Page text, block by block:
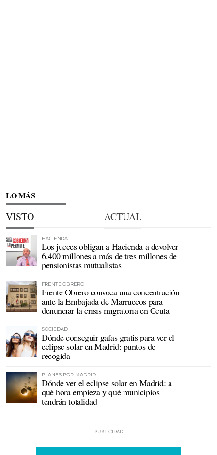
LO MÁS
VISTO ACTUAL
HACIENDA
Los jueces obligan a Hacienda a devolver
6.400 millones a más de tres millones de
pensionistas mutualistas
FRENTE OBRERO
Frente Obrero convoca una concentración
ante la Embajada de Marruecos para
denunciar la crisis migratoria en Ceuta
SOCIEDAD
Dónde conseguir gafas gratis para ver el
eclipse solar en Madrid: puntos de
recogida
PLANES POR MADRID
Dónde ver el eclipse solar en Madrid: a
qué hora empieza y qué municipios
tendrán totalidad